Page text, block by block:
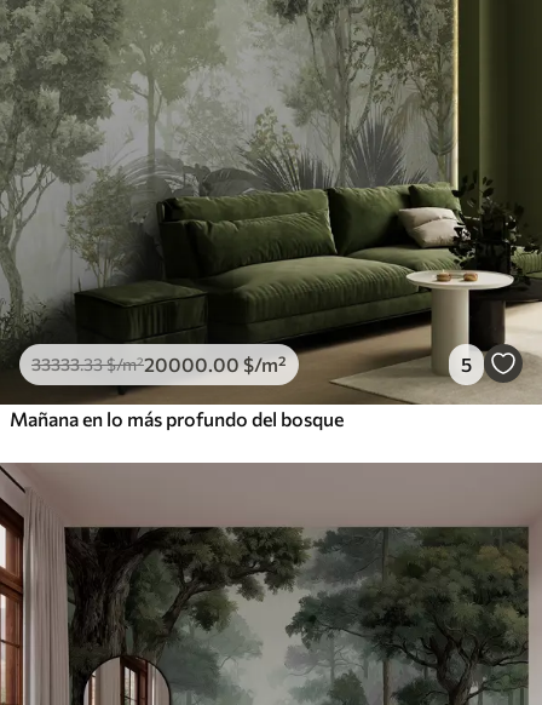
33333.33$/m²20000 .00 $/m² 5
Mañana en lo más profundo del bosque